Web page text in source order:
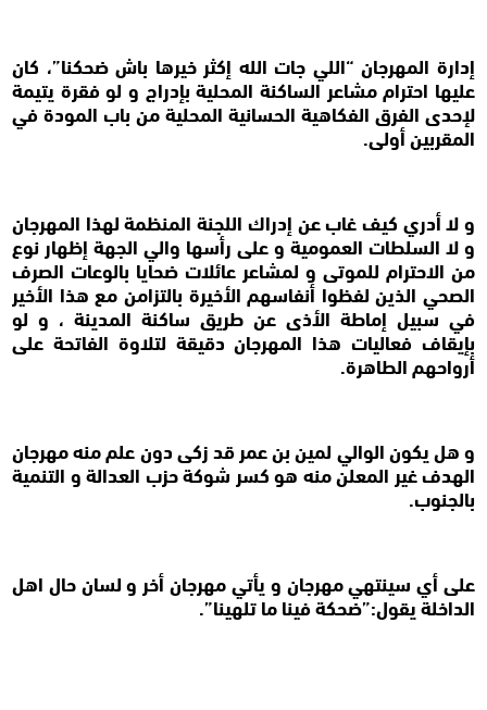
إدارة المهرجان “اللي جات الله إكثر خيرها باش ضحكنا”، كان
عليها احترام مشاعر الساكنة المحلية بإدراج و لو فقرة يتيمة
لإحدى الفرق الفكاهية الحسانية المحلية من باب المودة في
المقربين أولى.
و لا أدري كيف غاب عن إدراك اللجنة المنظمة لهذا المهرجان
و لا السلطات العمومية و على رأسها والي الجهة إظهار نوع
من الاحترام للموتى و لمشاعر عائلات ضحايا بالوعات الصرف
الصحي الذين لفظوا أنفاسهم الأخيرة بالتزامن مع هذا الأخير
في سبيل إماطة الأذى عن طريق ساكنة المدينة ، و لو
بإيقاف فعاليات هذا المهرجان دقيقة لتلاوة الفاتحة على
أرواحهم الطاهرة.
و هل يكون الوالي لمين بن عمر قد زكى دون علم منه مهرجان
الهدف غير المعلن منه هو كسر شوكة حزب العدالة و التنمية
بالجنوب.
على أي سينتهي مهرجان و يأتي مهرجان أخر و لسان حال اهل
الداخلة يقول:”ضحكة فينا ما تلهينا”.